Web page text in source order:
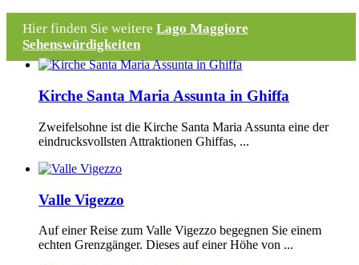
Hier finden Sie weitere Lago Maggiore
Sehenswürdigkeiten
Kirche Santa Maria Assunta in Ghiffa
Zweifelsohne ist die Kirche Santa Maria Assunta eine der
eindrucksvollsten Attraktionen Ghiffas, ...
Valle Vigezzo
Auf einer Reise zum Valle Vigezzo begegnen Sie einem
echten Grenzgänger. Dieses auf einer Höhe von ...